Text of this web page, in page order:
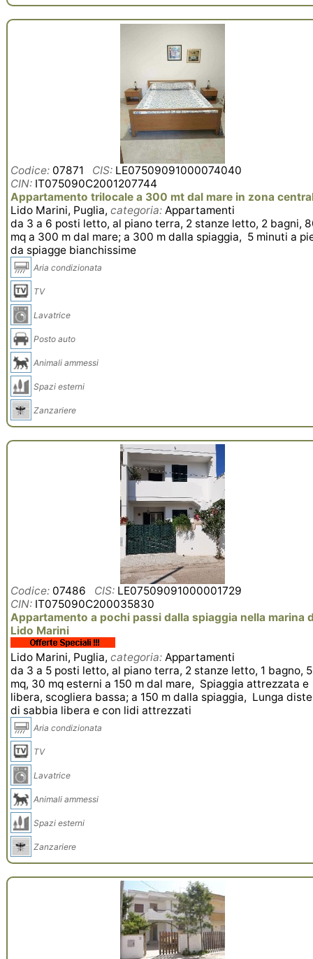
Codice: 07871 CIS: LE07509091000074040
CIN: IT075090C2001207744
Appartamento trilocale a 300 mt dal mare in zona
Lido Marini, Puglia,categoria: Appartamenti
da 3 a 6 posti letto, al piano terra, 2 stanze letto, 2 bagni,
mq a 300 m dal mare; a 300 m dalla spiaggia, 5 minuti a
da spiagge bianchissime
Aria condizionata
TV
Lavatrice
Posto auto
Animali ammessi
Spazi esterni
Zanzariere
Codice: 07486 CIS: LE07509091000001729
CIN: IT075090C200035830
Appartamento a pochi passi dalla spiaggia nella marina
Lido Marini
Lido Marini, Puglia,categoria: Appartamenti
da 3 a 5 posti letto, al piano terra, 2 stanze letto, 1 bagno,
mq, 30 mq esterni a 150 m dal mare, Spiaggia attrezzata e
libera, scogliera bassa; a 150 m dalla spiaggia, Lunga
di sabbia libera e con lidi attrezzati
Aria condizionata
TV
Lavatrice
Animali ammessi
Spazi esterni
Zanzariere